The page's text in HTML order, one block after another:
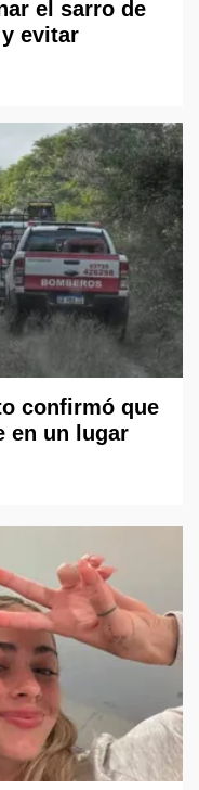
el sarro de
evitar
confirmó que
en un lugar